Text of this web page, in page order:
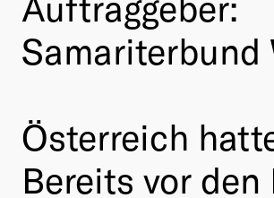
Samariterbund
Österreich
Bereits vor